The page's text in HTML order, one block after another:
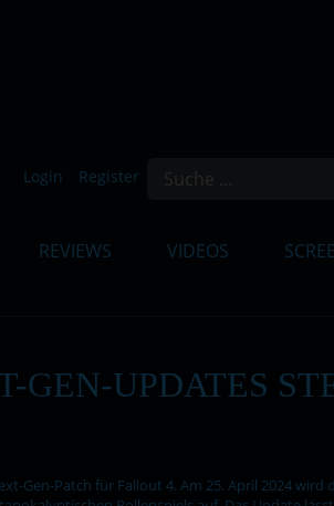
Login Register
REVIEWS VIDEOS
UPDATES
Gen-Patch für Fallout 4. Am 25. April 2024 wird